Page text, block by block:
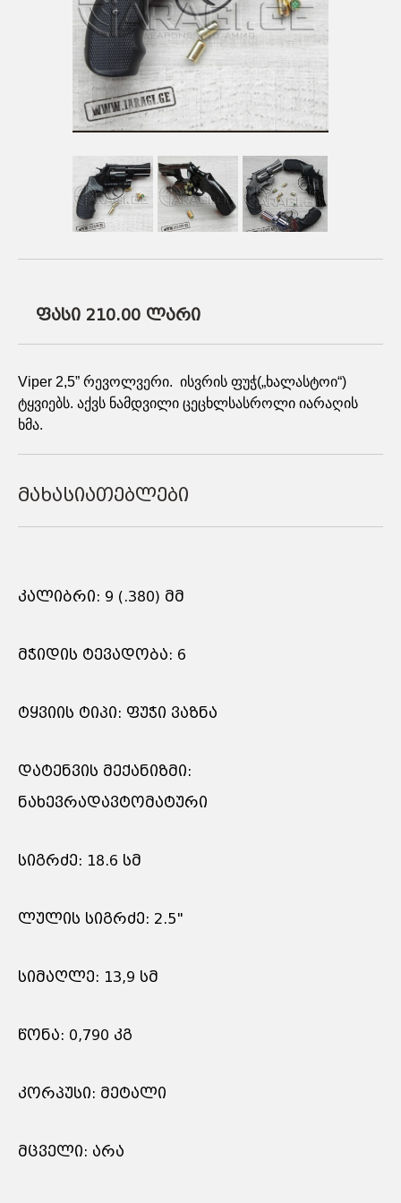
ᲐᲛᲣᲜᲘᲪᲘᲐ
ᲐᲥᲡᲔᲡᲣᲐᲠᲔᲑᲘ
ᲛᲨᲕᲘᲚᲓᲘᲡᲠᲔᲑᲘ
ᲐᲛᲣᲜᲘᲪᲘᲐ
ᲐᲥᲡᲔᲡᲣᲐᲠᲔᲑᲘ
ᲡᲐᲡᲐᲠᲒᲔᲑᲚᲝ ᲑᲛᲣᲚᲔᲑᲘ
ფასი 210.00 ლარი
Viper 2,5” რევოლვერი. ისვრის ფუჭ(„ხალასტოი“)
ტყვიებს. აქვს ნამდვილი ცეცხლსასროლი იარაღის
ხმა.
მახასიათებლები
კალიბრი: 9 (.380) მმ
მჭიდის ტევადობა: 6
ტყვიის ტიპი: ფუჭი ვაზნა
დატენვის მექანიზმი:
ნახევრადავტომატური
სიგრძე: 18.6 სმ
ლულის სიგრძე: 2.5"
სიმაღლე: 13,9 სმ
წონა: 0,790 კგ
კორპუსი: მეტალი
მცველი: არა